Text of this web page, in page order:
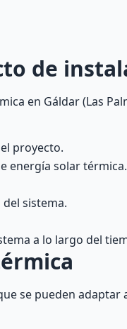
de
en Gáldar (Las
proyecto.
energía solar térmica.
sistema.
a lo largo del
se pueden adaptar